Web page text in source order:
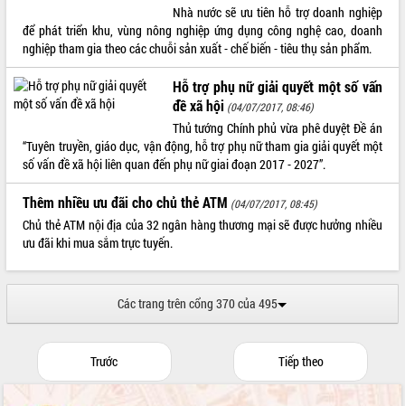
LIÊN KẾT WEB
THỐNG KÊ TRUY CẬP
Hôm nay:
1664
Tất cả:
66046987
Nhà nước sẽ ưu tiên hỗ trợ doanh nghiệp
để phát triển khu, vùng nông nghiệp ứng dụng công nghệ cao, doanh
nghiệp tham gia theo các chuỗi sản xuất - chế biến - tiêu thụ sản phẩm.
Hỗ trợ phụ nữ giải quyết một số vấn
đề xã hội (04/07/2017, 08:46)
Thủ tướng Chính phủ vừa phê duyệt Đề án
“Tuyên truyền, giáo dục, vận động, hỗ trợ phụ nữ tham gia giải quyết một
số vấn đề xã hội liên quan đến phụ nữ giai đoạn 2017 - 2027”.
Thêm nhiều ưu đãi cho chủ thẻ ATM (04/07/2017, 08:45)
Chủ thẻ ATM nội địa của 32 ngân hàng thương mại sẽ được hưởng nhiều
ưu đãi khi mua sắm trực tuyến.
Các trang trên cổng 370 của 495
Trước Tiếp theo